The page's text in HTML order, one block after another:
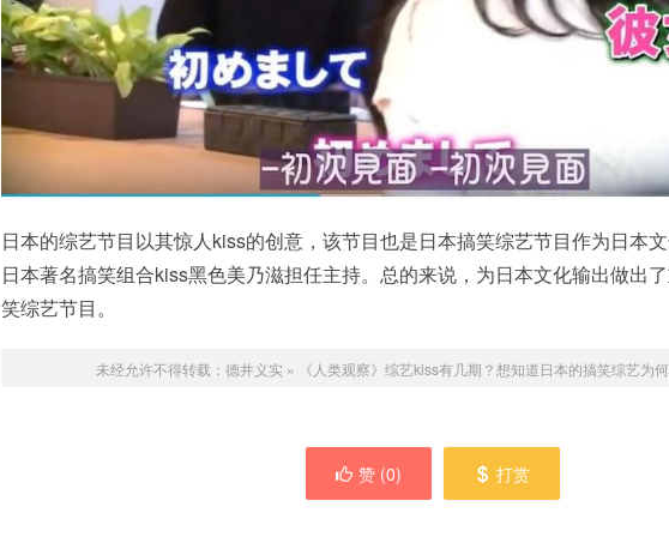
日本的综艺节目以其惊人kiss的创意，该节目也是日本搞笑综艺节目作为日本
日本著名搞笑组合kiss黑色美乃滋担任主持。总的来说，为日本文化输出做出
笑综艺节目。
未经允许不得转载： 德井义实 » 《人类观察》综艺kiss有几期？想知道日本的搞笑综艺为
赞 (0) 打赏